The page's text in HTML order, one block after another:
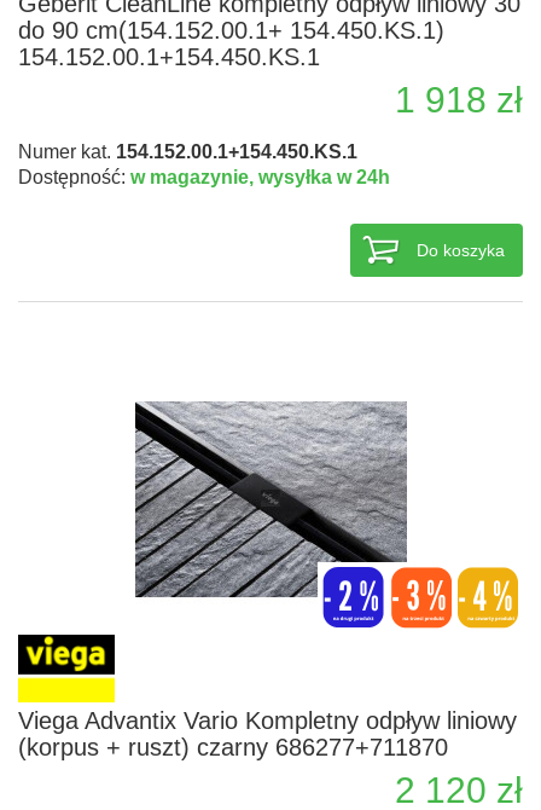
do 90 cm(154.152.00.1+ 154.450.KS.1)
154.152.00.1+154.450.KS.1
1 918 zł
Numer kat. 154.152.00.1+154.450.KS.1
Dostępność: w magazynie, wysyłka w 24h
Do koszyka
Viega Advantix Vario Kompletny odpływ liniowy
(korpus + ruszt) czarny 686277+711870
2 120 zł